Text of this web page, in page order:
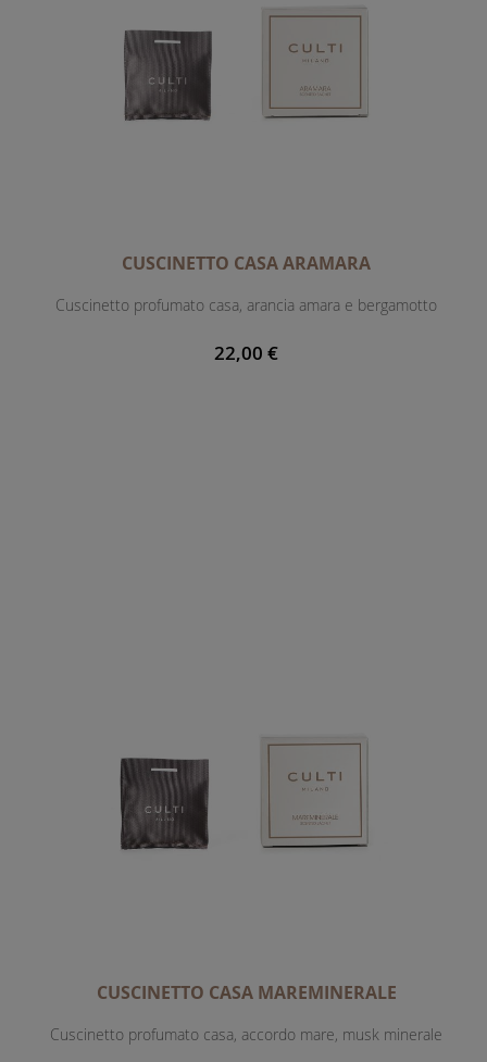
CUSCINETTO CASA ARAMARA
Cuscinetto profumato casa, arancia amara e bergamotto
22,00 €
CUSCINETTO CASA MAREMINERALE
Cuscinetto profumato casa, accordo mare, musk minerale